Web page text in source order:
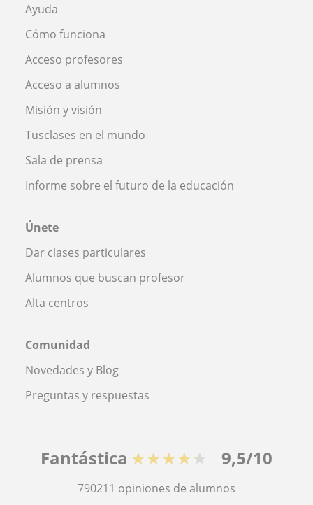
Ayuda
Cómo funciona
Acceso profesores
Acceso a alumnos
Misión y visión
Tusclases en el mundo
Sala de prensa
Informe sobre el futuro de la educación
Únete
Dar clases particulares
Alumnos que buscan profesor
Alta centros
Comunidad
Novedades y Blog
Preguntas y respuestas
Fantástica ★★★★★ 9,5/10
790211 opiniones de alumnos